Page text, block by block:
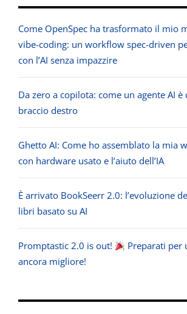
Come OpenSpec ha trasformato il mio
vibe-coding: un workflow spec-driven
con l’AI senza impazzire
Da zero a copilota: come un agente AI
braccio destro
Ghetto AI: Come ho assemblato la mia
con hardware usato e l’aiuto dell’IA
È arrivato BookSeerr 2.0: l’evoluzione
libri basato su AI
Promptastic 2.0 is out!
Preparati per
ancora migliore!